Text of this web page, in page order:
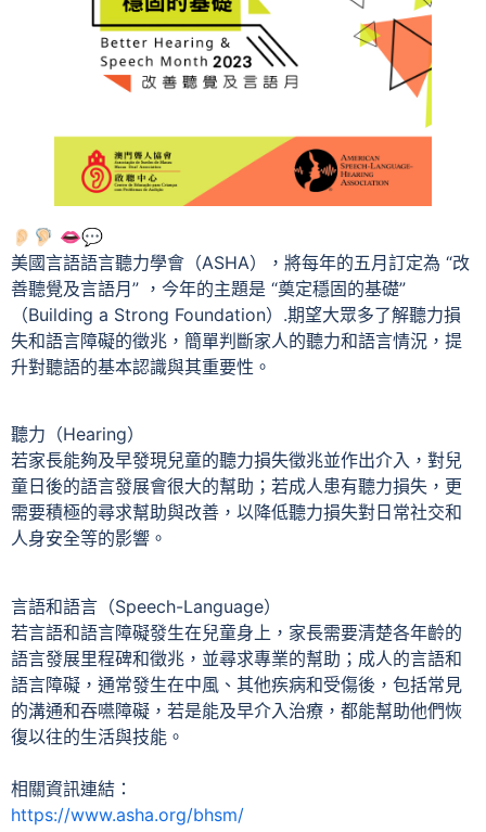
👂🏻🦻🏻 👄💬
美國言語語言聽力學會（ASHA），將每年的五月訂定為 “改
善聽覺及言語月” ，今年的主題是 “奠定穩固的基礎”
（Building a Strong Foundation）.期望大眾多了解聽力損
失和語言障礙的徵兆，簡單判斷家人的聽力和語言情況，提
升對聽語的基本認識與其重要性。
聽力（Hearing）
若家長能夠及早發現兒童的聽力損失徵兆並作出介入，對兒
童日後的語言發展會很大的幫助；若成人患有聽力損失，更
需要積極的尋求幫助與改善，以降低聽力損失對日常社交和
人身安全等的影響。
言語和語言（Speech-Language）
若言語和語言障礙發生在兒童身上，家長需要清楚各年齡的
語言發展里程碑和徵兆，並尋求專業的幫助；成人的言語和
語言障礙，通常發生在中風、其他疾病和受傷後，包括常見
的溝通和吞嚥障礙，若是能及早介入治療，都能幫助他們恢
復以往的生活與技能。
相關資訊連結：
https://www.asha.org/bhsm/